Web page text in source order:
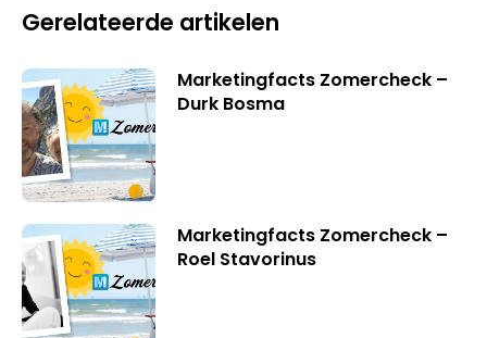
Gerelateerde artikelen
Marketingfacts Zomercheck –
Durk Bosma
Marketingfacts Zomercheck –
Roel Stavorinus